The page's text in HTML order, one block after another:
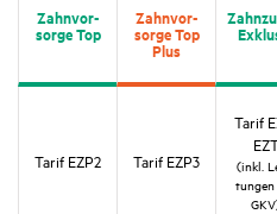
Zahn­vor­
sorge Top
Zahn­vor­
sorge Top
Plus
Tarif EZP2 Tarif EZP3
Tarif
(inkl.